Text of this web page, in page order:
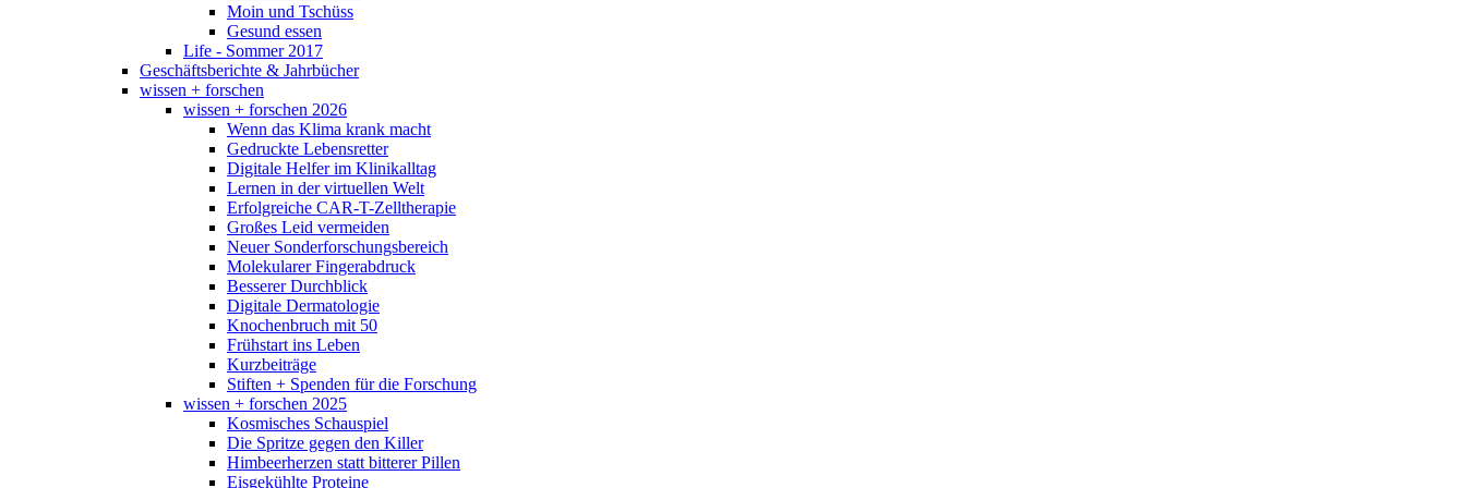
Moin und Tschüss
Gesund essen
Life - Sommer 2017
Geschäftsberichte & Jahrbücher
wissen + forschen
wissen + forschen 2026
Wenn das Klima krank macht
Gedruckte Lebensretter
Digitale Helfer im Klinikalltag
Lernen in der virtuellen Welt
Erfolgreiche CAR-T-Zelltherapie
Großes Leid vermeiden
Neuer Sonderforschungsbereich
Molekularer Fingerabdruck
Besserer Durchblick
Digitale Dermatologie
Knochenbruch mit 50
Frühstart ins Leben
Kurzbeiträge
Stiften + Spenden für die Forschung
wissen + forschen 2025
Kosmisches Schauspiel
Die Spritze gegen den Killer
Himbeerherzen statt bitterer Pillen
Eisgekühlte Proteine